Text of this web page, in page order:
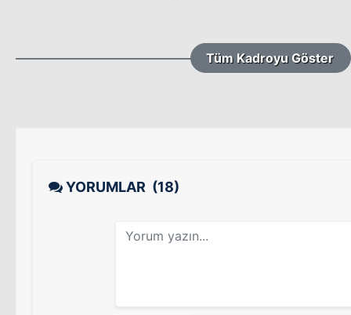
Tüm Kadroyu Göster
YORUMLAR (18)